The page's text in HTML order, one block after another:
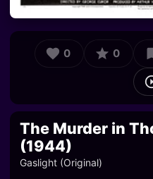
0 0
The Murder in
(1944)
Gaslight (Original)